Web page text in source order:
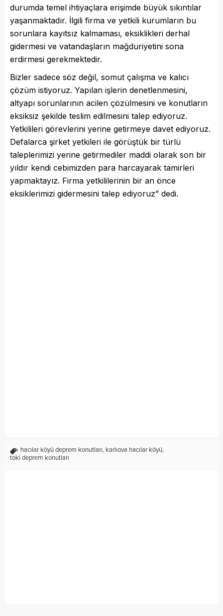
durumda temel ihtiyaçlara erişimde büyük sıkıntılar
yaşanmaktadır. İlgili firma ve yetkili kurumların bu
sorunlara kayıtsız kalmaması, eksiklikleri derhal
gidermesi ve vatandaşların mağduriyetini sona
erdirmesi gerekmektedir.
Bizler sadece söz değil, somut çalışma ve kalıcı
çözüm istiyoruz. Yapılan işlerin denetlenmesini,
altyapı sorunlarının acilen çözülmesini ve konutların
eksiksiz şekilde teslim edilmesini talep ediyoruz.
Yetkilileri görevlerini yerine getirmeye davet ediyoruz.
Defalarca şirket yetkileri ile görüştük bir türlü
taleplerimizi yerine getirmediler maddi olarak son bir
yıldır kendi cebimizden para harcayarak tamirleri
yapmaktayız. Firma yetkililerinin bir an önce
eksiklerimizi gidermesini talep ediyoruz” dedi.
hacılar köyü deprem konutları, karlıova hacılar köyü,
toki deprem konutları